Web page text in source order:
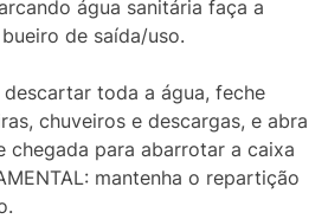
água sanitária faça a
de saída/uso.
descartar toda a água, feche
chuveiros e descargas, e abra
chegada para abarrotar a caixa
mantenha o repartição